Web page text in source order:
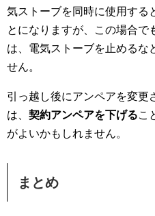
気ストーブを同時に使用する
とになりますが、この場合で
は、電気ストーブを止めるな
せん。
引っ越し後にアンペアを変更
は、 契約アンペアを下げるこ
がよいかもしれません。
まとめ